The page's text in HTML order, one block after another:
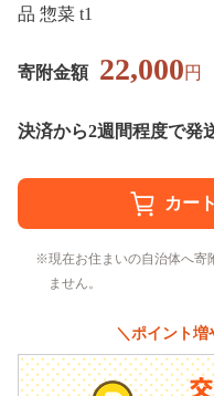
品 惣菜 t1
寄附金額 22,000円
決済から2週間程度で発
現在お住まいの自治体へ寄
ません。
＼ポイント増